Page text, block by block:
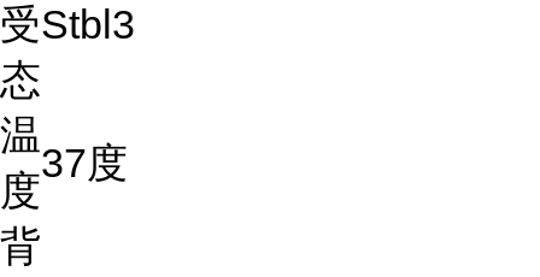
受
态
Stbl3
温
度
37度
背